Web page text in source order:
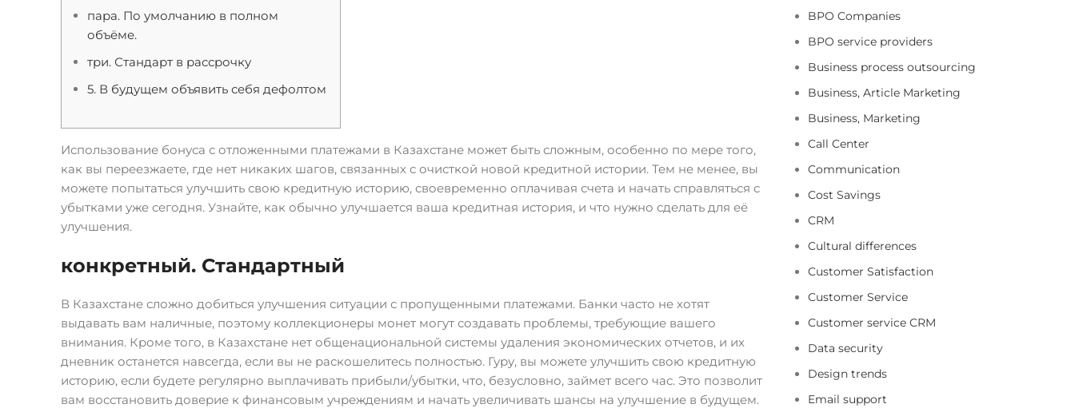
пара. По умолчанию в полном
объёме.
три. Стандарт в рассрочку
5. В будущем объявить себя дефолтом
Использование бонуса с отложенными платежами в Казахстане может быть сложным, особенно по мере того,
как вы переезжаете, где нет никаких шагов, связанных с очисткой новой кредитной истории. Тем не менее, вы
можете попытаться улучшить свою кредитную историю, своевременно оплачивая счета и начать справляться с
убытками уже сегодня. Узнайте, как обычно улучшается ваша кредитная история, и что нужно сделать для её
улучшения.
конкретный. Стандартный
В Казахстане сложно добиться улучшения ситуации с пропущенными платежами. Банки часто не хотят
выдавать вам наличные, поэтому коллекционеры монет могут создавать проблемы, требующие вашего
внимания. Кроме того, в Казахстане нет общенациональной системы удаления экономических отчетов, и их
дневник останется навсегда, если вы не раскошелитесь полностью. Гуру, вы можете улучшить свою кредитную
историю, если будете регулярно выплачивать прибыли/убытки, что, безусловно, займет всего час. Это позволит
вам восстановить доверие к финансовым учреждениям и начать увеличивать шансы на улучшение в будущем.
BPO Companies
BPO service providers
Business process outsourcing
Business, Article Marketing
Business, Marketing
Call Center
Communication
Cost Savings
CRM
Cultural differences
Customer Satisfaction
Customer Service
Customer service CRM
Data security
Design trends
Email support